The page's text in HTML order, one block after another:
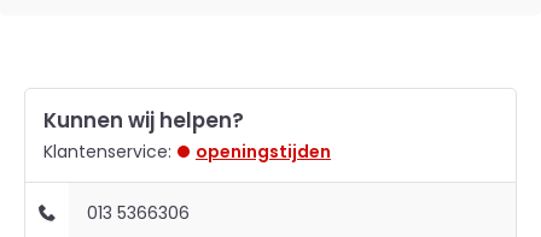
Kunnen wij helpen?
Klantenservice: openingstijden
013 5366306